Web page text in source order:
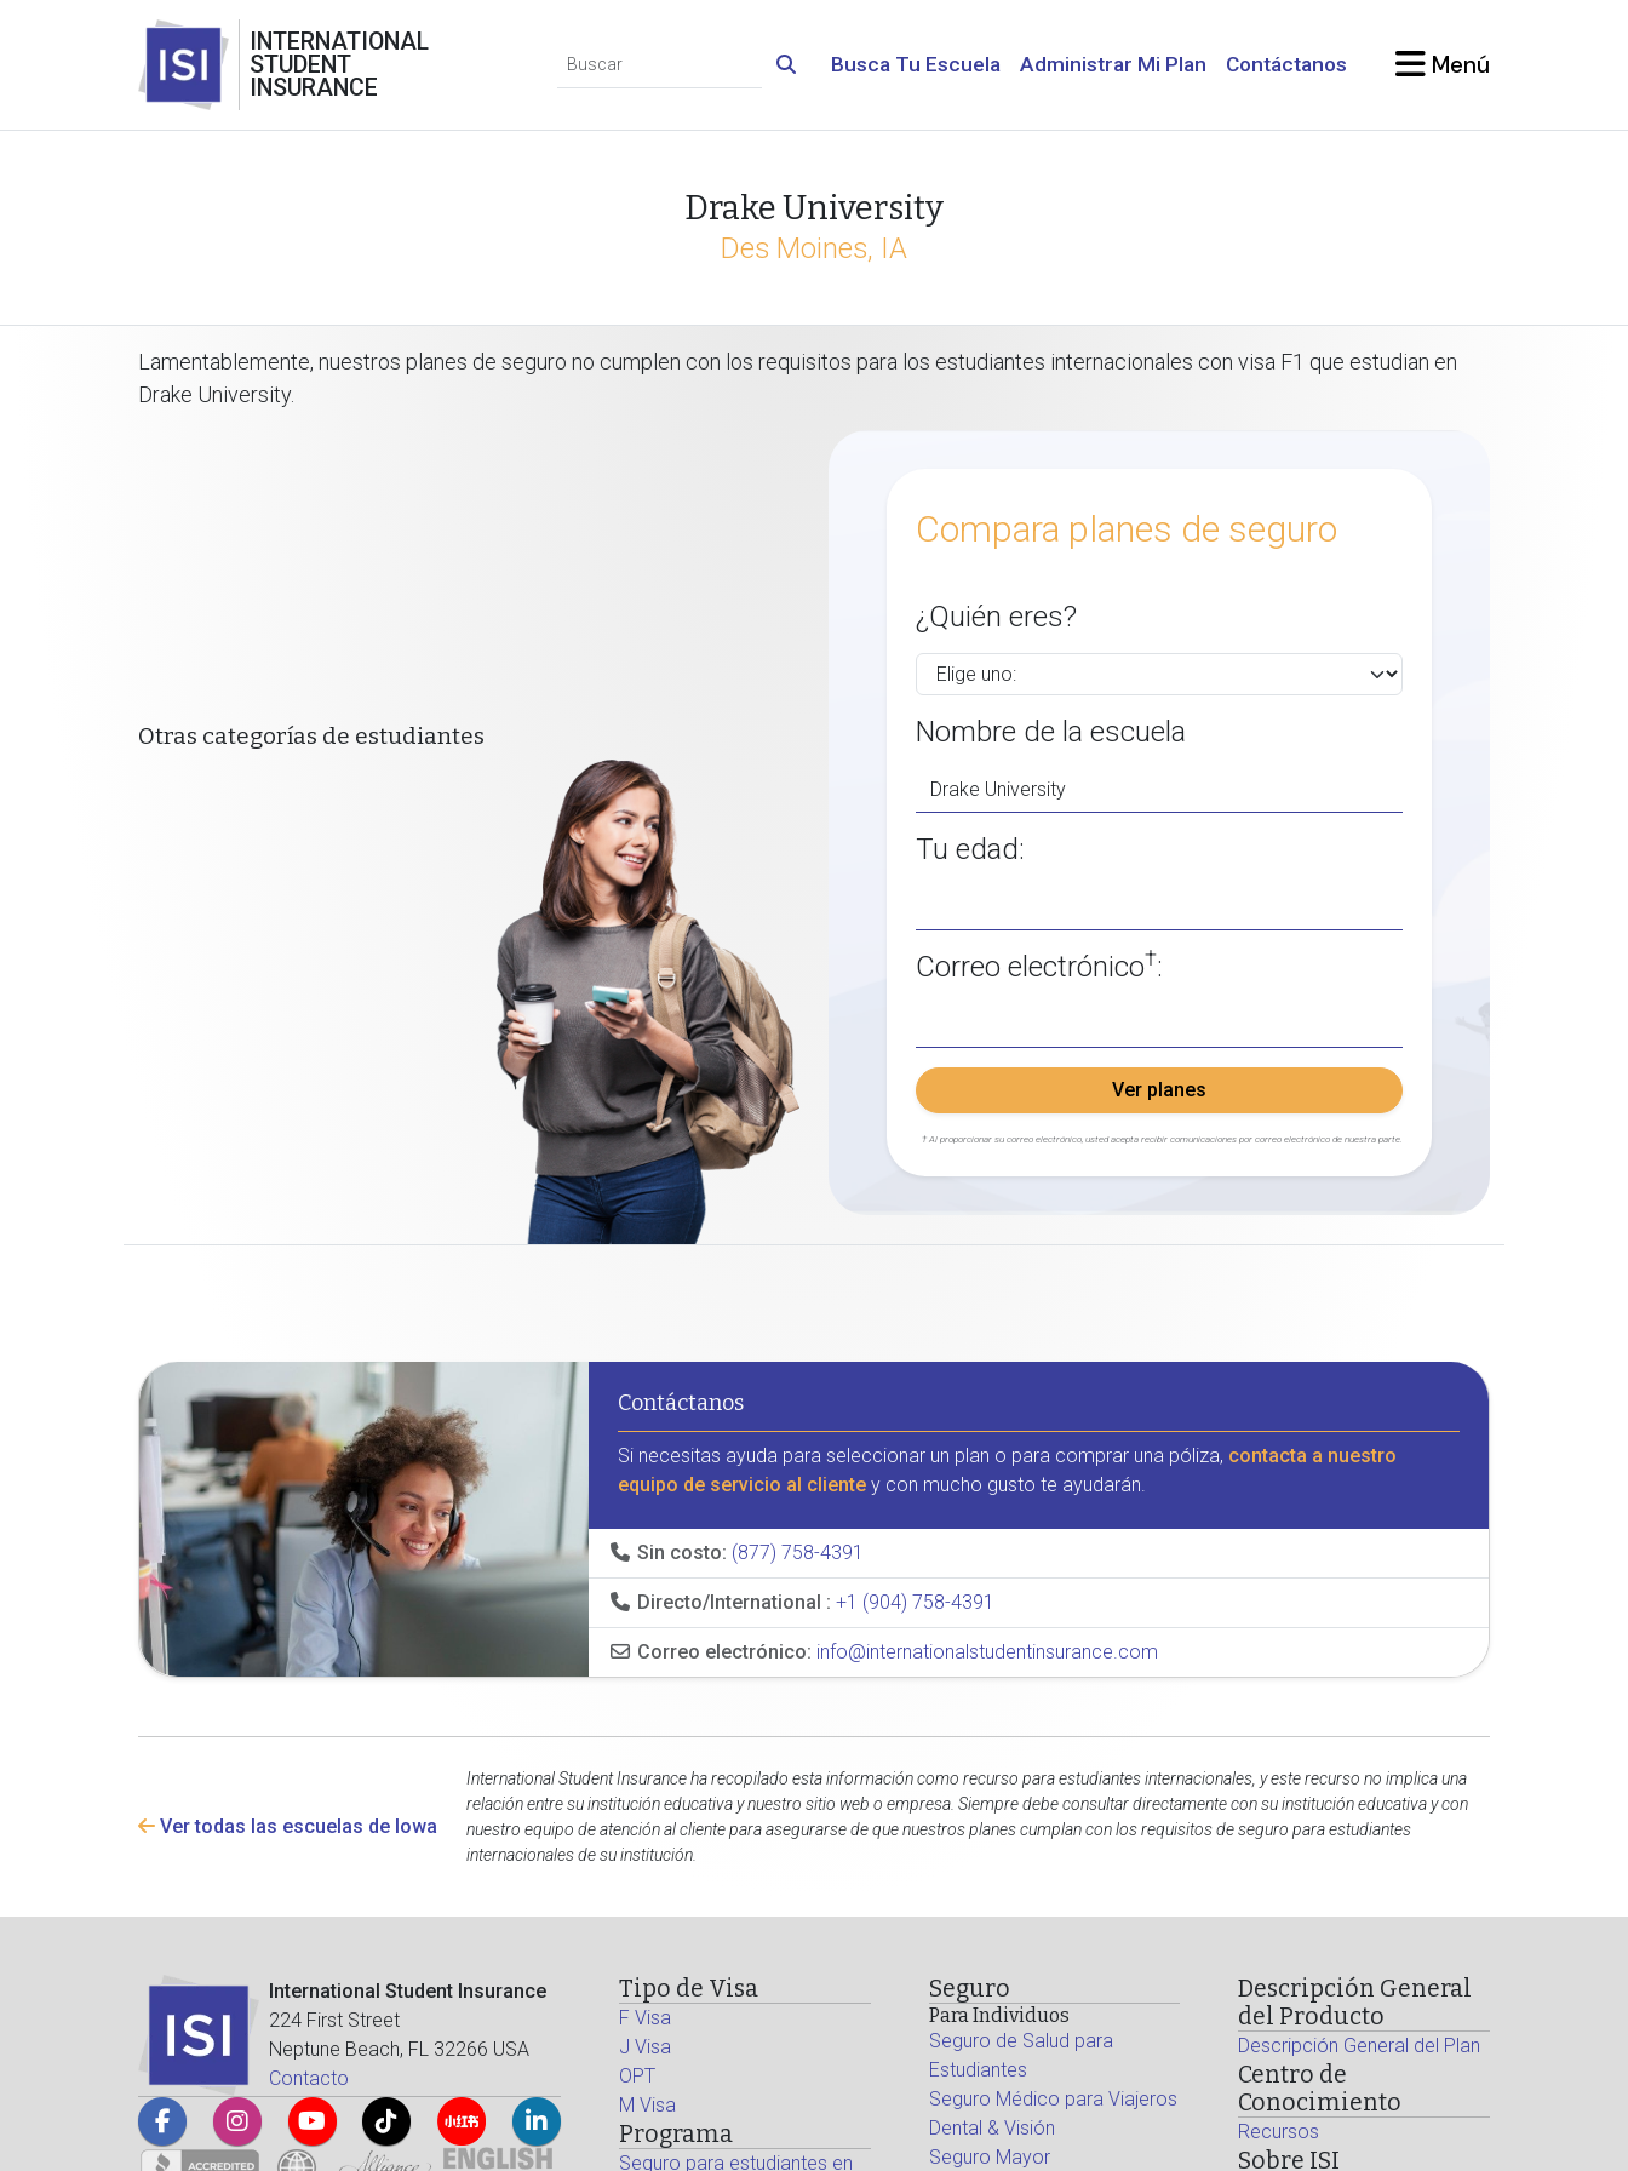
INTERNATIONAL
STUDENT
INSURANCE
Busca Tu Escuela Administrar Mi Plan Contáctanos Menú
Drake University
Des Moines, IA
Lamentablemente, nuestros planes de seguro no cumplen con los requisitos para los estudiantes internacionales con visa F1 que estudian en
Drake University.
Otras categorías de estudiantes
Compara planes de seguro
¿Quién eres?
Nombre de la escuela
Tu edad:
Correo electrónico†:
Ver planes
† Al proporcionar su correo electrónico, usted acepta recibir comunicaciones por correo electrónico de nuestra parte.
Contáctanos
Si necesitas ayuda para seleccionar un plan o para comprar una póliza, contacta a nuestro
equipo de servicio al cliente y con mucho gusto te ayudarán.
Sin costo: (877) 758-4391
Directo/International : +1 (904) 758-4391
Correo electrónico: info@internationalstudentinsurance.com
Ver todas las escuelas de Iowa
International Student Insurance ha recopilado esta información como recurso para estudiantes internacionales, y este recurso no implica una
relación entre su institución educativa y nuestro sitio web o empresa. Siempre debe consultar directamente con su institución educativa y con
nuestro equipo de atención al cliente para asegurarse de que nuestros planes cumplan con los requisitos de seguro para estudiantes
internacionales de su institución.
International Student Insurance
224 First Street
Neptune Beach, FL 32266 USA
Contacto
Tipo de Visa
F Visa
J Visa
OPT
M Visa
Programa
Seguro para estudiantes en
Seguro
Para Individuos
Seguro de Salud para
Estudiantes
Seguro Médico para Viajeros
Dental & Visión
Seguro Mayor
Descripción General
del Producto
Descripción General del Plan
Centro de
Conocimiento
Recursos
Sobre ISI